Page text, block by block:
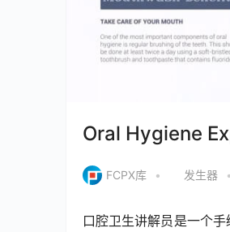
Oral Hygiene
FCPX库 • 发生器 •
口腔卫生讲解员是一个